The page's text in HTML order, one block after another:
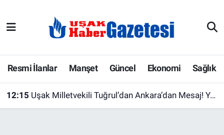
Resmi İlanlar Manşet Güncel Ekonomi Sağlık
12:15 Uşak Milletvekili Tuğrul’dan Ankara’dan Mesaj! Yeni Düzenleme Masada
E-Gazete
Ekonomi
Uşak Hava Durumu
Uşak Trafik Yoğunluk Haritası